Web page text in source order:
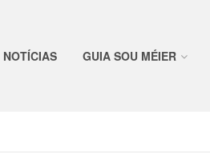
NOTÍCIAS GUIA SOU MÉIER